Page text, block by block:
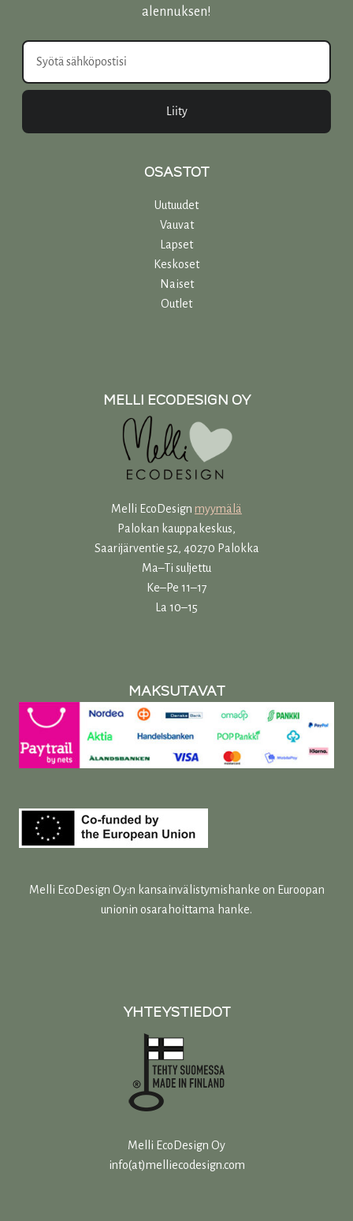
alennuksen!
Liity
OSASTOT
Uutuudet
Vauvat
Lapset
Keskoset
Naiset
Outlet
MELLI ECODESIGN OY
Melli EcoDesign myymälä
Palokan kauppakeskus,
Saarijärventie 52, 40270 Palokka
Ma–Ti suljettu
Ke–Pe 11–17
La 10–15
MAKSUTAVAT
Melli EcoDesign Oy:n kansainvälistymishanke on Euroopan
unionin osarahoittama hanke.
YHTEYSTIEDOT
Melli EcoDesign Oy
info(at)melliecodesign.com